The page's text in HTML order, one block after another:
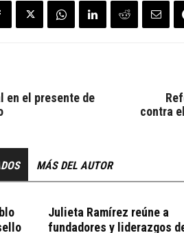
en el presente de
contra
MÁS DEL AUTOR
Julieta Ramírez reúne a
fundadores y liderazgos